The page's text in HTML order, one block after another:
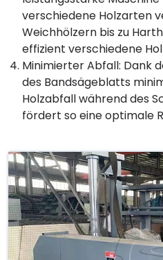
verschiedene Holzarten
Weichhölzern bis zu
effizient verschiedene
Minimierter Abfall: Dank
des Bandsägeblatts
Holzabfall während des
fördert so eine optimale